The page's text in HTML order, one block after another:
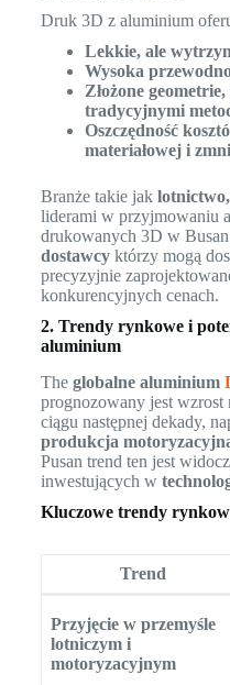
Druk 3D z aluminium
Lekkie, ale
Wysoka
Złożone
tradycyjnymi
Oszczędność
materiałowej i
Branże takie jak
liderami w przyjmowaniu
drukowanych 3D w
dostawcyktórzy mogą
precyzyjnie
konkurencyjnych cenach.
2. Trendy rynkowe i
aluminium
The globalne aluminium
prognozowany jest wzrost
ciągu następnej dekady,
produkcja
Pusan trend ten jest
inwestujących w
Kluczowe trendy
Trend
Przyjęcie w przemyśle
lotniczym i
motoryzacyjnym